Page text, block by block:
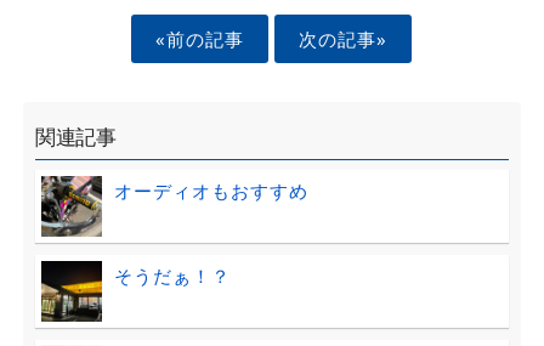
«前の記事 次の記事»
関連記事
オーディオもおすすめ
そうだぁ！？